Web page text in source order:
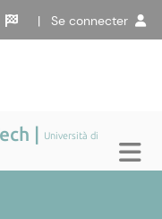
| Se connecter
|
Università di